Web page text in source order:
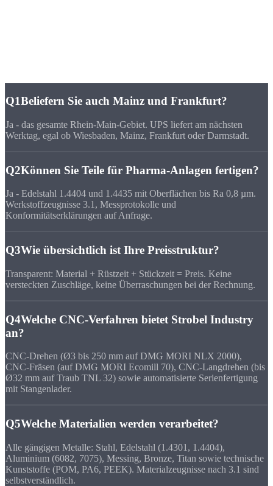
Q1Beliefern Sie auch Mainz und Frankfurt?
Ja - das gesamte Rhein-Main-Gebiet. UPS liefert am nächsten
Werktag, egal ob Wiesbaden, Mainz, Frankfurt oder Darmstadt.
Q2Können Sie Teile für Pharma-Anlagen fertigen?
Ja - Edelstahl 1.4404 und 1.4435 mit Oberflächen bis Ra 0,8 µm.
Werkstoffzeugnisse 3.1, Messprotokolle und
Konformitätserklärungen auf Anfrage.
Q3Wie übersichtlich ist Ihre Preisstruktur?
Transparent: Material + Rüstzeit + Stückzeit = Preis. Keine
versteckten Zuschläge, keine Überraschungen bei der Rechnung.
Q4Welche CNC-Verfahren bietet Strobel Industry
an?
CNC-Drehen (Ø3 bis 250 mm auf DMG MORI NLX 2000),
CNC-Fräsen (auf DMG MORI Ecomill 70), CNC-Langdrehen (bis
Ø32 mm auf Traub TNL 32) sowie automatisierte Serienfertigung
mit Stangenlader.
Q5Welche Materialien werden verarbeitet?
Alle gängigen Metalle: Stahl, Edelstahl (1.4301, 1.4404),
Aluminium (6082, 7075), Messing, Bronze, Titan sowie technische
Kunststoffe (POM, PA6, PEEK). Materialzeugnisse nach 3.1 sind
selbstverständlich.